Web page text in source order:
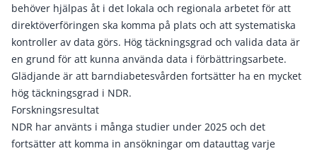
behöver hjälpas åt i det lokala och regionala arbetet för att
direktöverföringen ska komma på plats och att systematiska
kontroller av data görs. Hög täckningsgrad och valida data är
en grund för att kunna använda data i förbättringsarbete.
Glädjande är att barndiabetesvården fortsätter ha en mycket
hög täckningsgrad i NDR.
Forskningsresultat
NDR har använts i många studier under 2025 och det
fortsätter att komma in ansökningar om datauttag varje